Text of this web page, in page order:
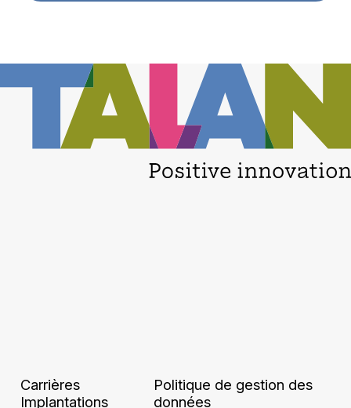
Carrières
Implantations
Politique de gestion des
données